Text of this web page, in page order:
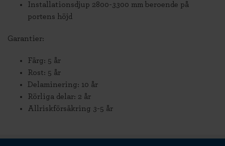
Installationsdjup 2800-3300 mm beroende på
portens höjd
Garantier:
Färg: 5 år
Rost: 5 år
Delaminering: 10 år
Rörliga delar: 2 år
Allriskförsäkring 3-5 år